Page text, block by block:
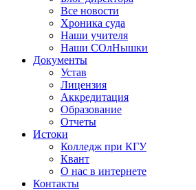
Все новости
Хроника суда
Наши учителя
Наши СОлНышки
Документы
Устав
Лицензия
Аккредитация
Образование
Отчеты
Истоки
Колледж при КГУ
Квант
О нас в интернете
Контакты